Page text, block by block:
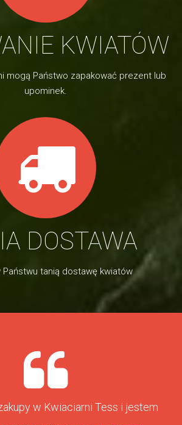
KWIATÓW
mogą Państwo zapakować prezent lub
upominek.
DOSTAWA
Państwu tanią dostawę kwiatów
w Kwiaciarni Tess i jestem